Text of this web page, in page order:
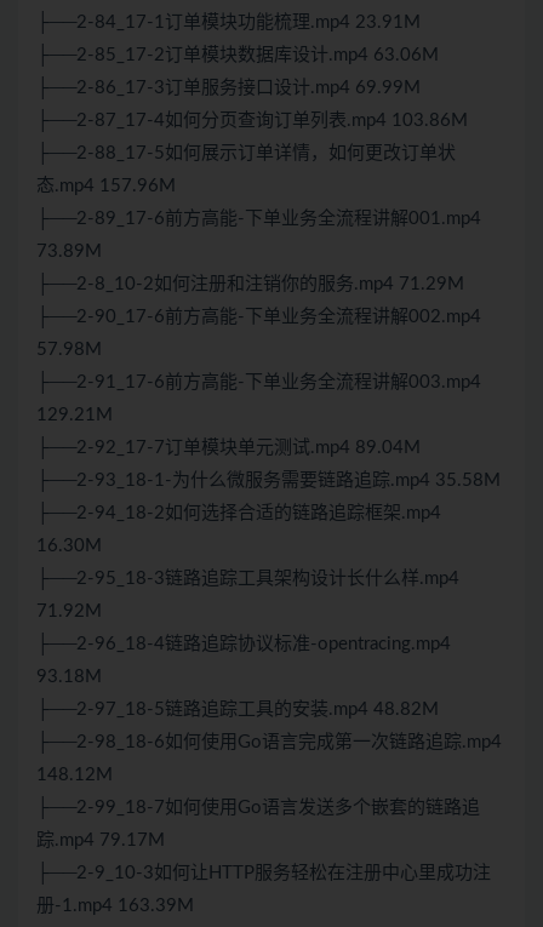
├──2-84_17-1订单模块功能梳理.mp4 23.91M
├──2-85_17-2订单模块数据库设计.mp4 63.06M
├──2-86_17-3订单服务接口设计.mp4 69.99M
├──2-87_17-4如何分页查询订单列表.mp4 103.86M
├──2-88_17-5如何展示订单详情，如何更改订单状
态.mp4 157.96M
├──2-89_17-6前方高能-下单业务全流程讲解001.mp4
73.89M
├──2-8_10-2如何注册和注销你的服务.mp4 71.29M
├──2-90_17-6前方高能-下单业务全流程讲解002.mp4
57.98M
├──2-91_17-6前方高能-下单业务全流程讲解003.mp4
129.21M
├──2-92_17-7订单模块单元测试.mp4 89.04M
├──2-93_18-1-为什么微服务需要链路追踪.mp4 35.58M
├──2-94_18-2如何选择合适的链路追踪框架.mp4
16.30M
├──2-95_18-3链路追踪工具架构设计长什么样.mp4
71.92M
├──2-96_18-4链路追踪协议标准-opentracing.mp4
93.18M
├──2-97_18-5链路追踪工具的安装.mp4 48.82M
├──2-98_18-6如何使用Go语言完成第一次链路追踪.mp4
148.12M
├──2-99_18-7如何使用Go语言发送多个嵌套的链路追
踪.mp4 79.17M
├──2-9_10-3如何让HTTP服务轻松在注册中心里成功注
册-1.mp4 163.39M